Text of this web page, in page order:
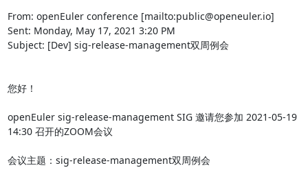
From: openEuler conference [mailto:public@openeuler.io]
Sent: Monday, May 17, 2021 3:20 PM
Subject: [Dev] sig-release-management双周例会
您好！
openEuler sig-release-management SIG 邀请您参加 2021-05-19
14:30 召开的ZOOM会议
会议主题：sig-release-management双周例会